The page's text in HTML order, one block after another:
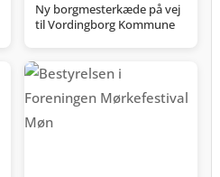
Ny borgmesterkæde på vej
til Vordingborg Kommune